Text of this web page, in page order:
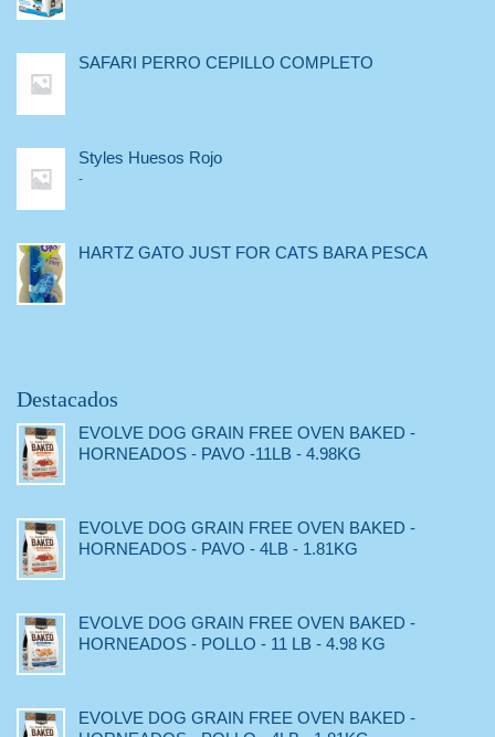
SAFARI PERRO CEPILLO COMPLETO
Styles Huesos Rojo
-
HARTZ GATO JUST FOR CATS BARA PESCA
Destacados
EVOLVE DOG GRAIN FREE OVEN BAKED -
HORNEADOS - PAVO -11LB - 4.98KG
EVOLVE DOG GRAIN FREE OVEN BAKED -
HORNEADOS - PAVO - 4LB - 1.81KG
EVOLVE DOG GRAIN FREE OVEN BAKED -
HORNEADOS - POLLO - 11 LB - 4.98 KG
EVOLVE DOG GRAIN FREE OVEN BAKED -